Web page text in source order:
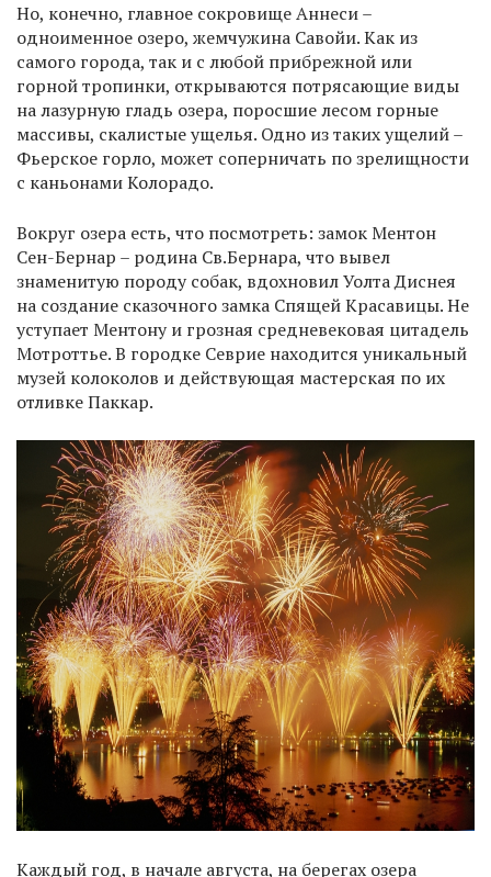
Но, конечно, главное сокровище Аннеси –
одноименное озеро, жемчужина Савойи. Как из
самого города, так и с любой прибрежной или
горной тропинки, открываются потрясающие виды
на лазурную гладь озера, поросшие лесом горные
массивы, скалистые ущелья. Одно из таких ущелий –
Фьерское горло, может соперничать по зрелищности
с каньонами Колорадо.
Вокруг озера есть, что посмотреть: замок Ментон
Сен-Бернар – родина Св.Бернара, что вывел
знаменитую породу собак, вдохновил Уолта Диснея
на создание сказочного замка Спящей Красавицы. Не
уступает Ментону и грозная средневековая цитадель
Мотроттье. В городке Севрие находится уникальный
музей колоколов и действующая мастерская по их
отливке Паккар.
Каждый год, в начале августа, на берегах озера